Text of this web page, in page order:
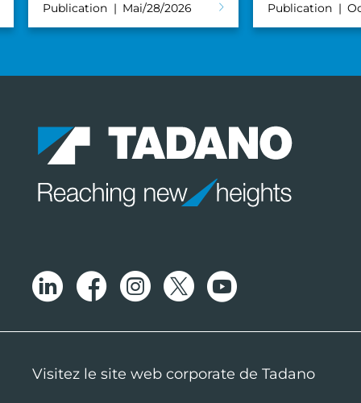
Publication Mai/28/2026 Publication
Visitez le site web corporate de Tadano